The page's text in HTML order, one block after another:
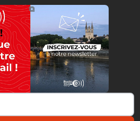
https://radio-g.fr?14871
⧉